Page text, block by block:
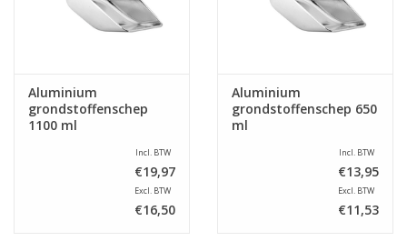
Aluminium
grondstoffenschep
1100 ml
Incl. BTW
€19,97
Excl. BTW
€16,50
Aluminium
grondstoffenschep 650
ml
Incl. BTW
€13,95
Excl. BTW
€11,53